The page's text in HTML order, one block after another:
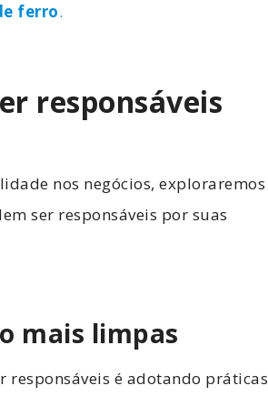
ferro.
responsáveis
nos negócios, exploraremos
ser responsáveis por suas
mais limpas
responsáveis é adotando práticas